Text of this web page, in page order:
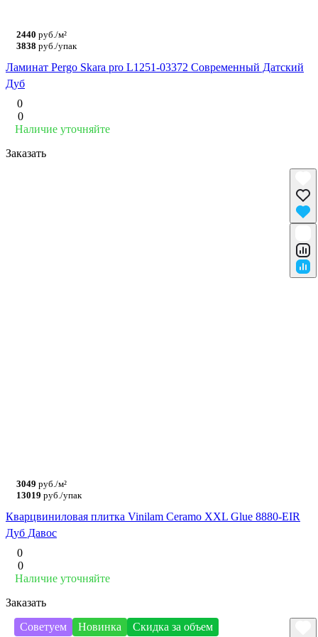
2440 руб./м²
3838 руб./упак
Ламинат Pergo Skara pro L1251-03372 Современный Датский
Дуб
0
0
Наличие уточняйте
Заказать
3049 руб./м²
13019 руб./упак
Кварцвиниловая плитка Vinilam Ceramo XXL Glue 8880-EIR
Дуб Давос
0
0
Наличие уточняйте
Заказать
Советуем
Новинка Скидка за объем